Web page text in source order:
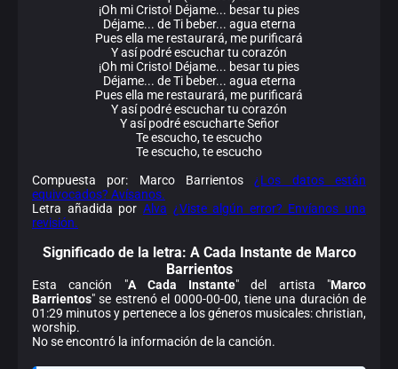
¡Oh mi Cristo! Déjame... besar tu pies
Déjame... de Ti beber... agua eterna
Pues ella me restaurará, me purificará
Y así podré escuchar tu corazón
¡Oh mi Cristo! Déjame... besar tu pies
Déjame... de Ti beber... agua eterna
Pues ella me restaurará, me purificará
Y así podré escuchar tu corazón
Y así podré escucharte Señor
Te escucho, te escucho
Te escucho, te escucho
Compuesta por: Marco Barrientos¿Los datos están
equivocados? Avísanos.
Letra añadida por Alva ¿Viste algún error? Envíanos una
revisión.
Significado de la letra: A Cada Instante de Marco
Barrientos
Esta canción "A Cada Instante" del artista "Marco
Barrientos" se estrenó el 0000-00-00, tiene una duración de
01:29 minutos y pertenece a los géneros musicales: christian,
worship.
No se encontró la información de la canción.